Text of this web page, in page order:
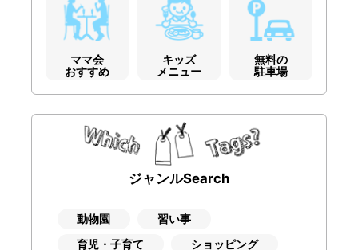
ママ会
おすすめ
キッズ
メニュー
無料の
駐車場
ジャンルSearch
動物園 習い事
育児・子育て ショッピング